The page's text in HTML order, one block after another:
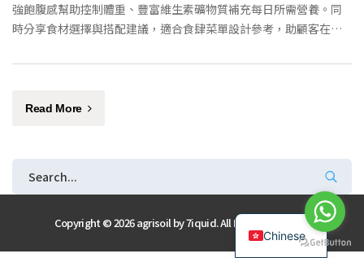
強飽腹感幫助控制體重、豐富維生素礦物質補充每日所需營養。同
時分享食材選擇與搭配建議，適合食肆菜單設計參考，助顧客在享
Read More
Copyright © 2026 agrisoil by7iquid. All Rights Reserved
Chinese